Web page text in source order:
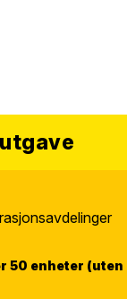
50 enheter (uten